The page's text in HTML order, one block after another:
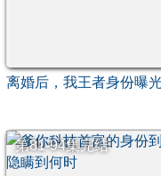
第81-94集完结